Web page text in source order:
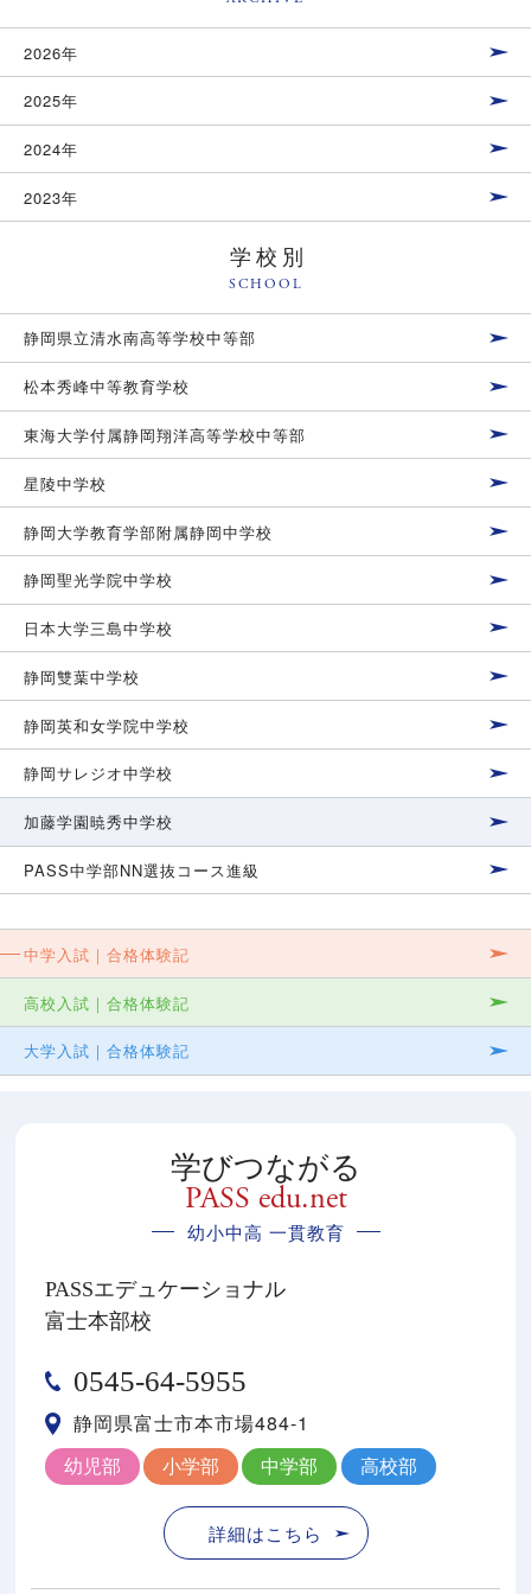
2026年
2025年
2024年
2023年
学校別
SCHOOL
静岡県立清水南高等学校中等部
松本秀峰中等教育学校
東海大学付属静岡翔洋高等学校中等部
星陵中学校
静岡大学教育学部附属静岡中学校
静岡聖光学院中学校
日本大学三島中学校
静岡雙葉中学校
静岡英和女学院中学校
静岡サレジオ中学校
加藤学園暁秀中学校
PASS中学部NN選抜コース進級
中学入試｜合格体験記
高校入試｜合格体験記
大学入試｜合格体験記
学びつながる
PASS edu.net
幼小中高 一貫教育
PASSエデュケーショナル
富士本部校
0545-64-5955
静岡県富士市本市場484-1
幼児部 小学部 中学部 高校部
詳細はこちら